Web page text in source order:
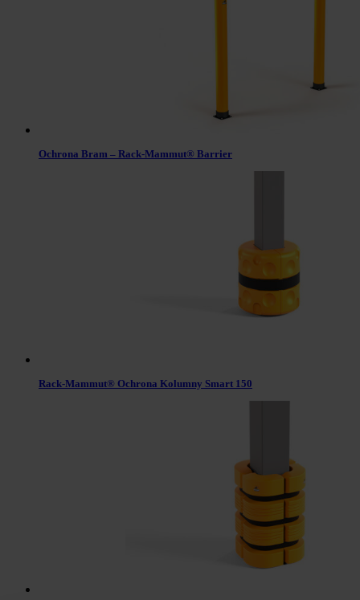
Ochrona Bram – Rack-Mammut® Barrier
Rack-Mammut® Ochrona Kolumny Smart 150